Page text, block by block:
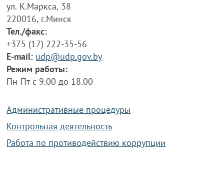
ул. К.Маркса, 38
220016, г.Минск
Тел./факс:
+375 (17) 222-35-56
E-mail: udp@udp.gov.by
Режим работы:
Пн-Пт с 9.00 до 18.00
Административные процедуры
Контрольная деятельность
Работа по противодействию коррупции